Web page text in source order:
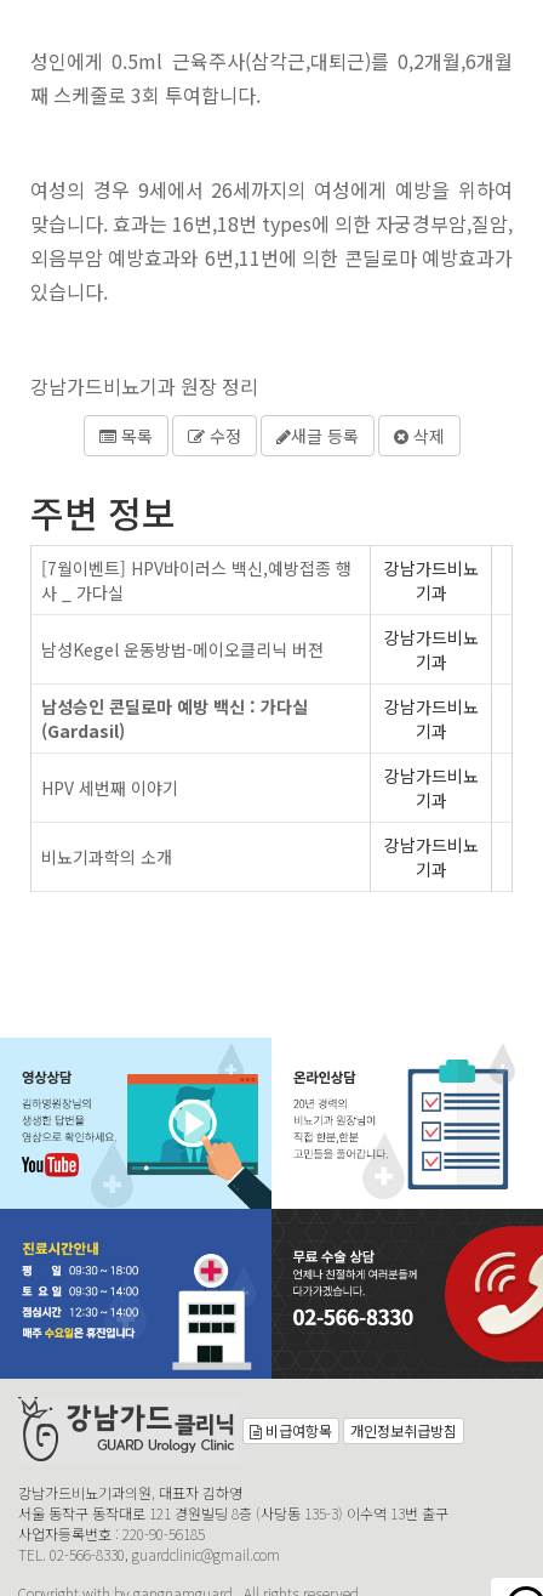
성인에게 0.5ml 근육주사(삼각근,대퇴근)를 0,2개월,6개월
째 스케줄로 3회 투여합니다.
여성의 경우 9세에서 26세까지의 여성에게 예방을 위하여
맞습니다. 효과는 16번,18번 types에 의한 자궁경부암,질암,
외음부암 예방효과와 6번,11번에 의한 콘딜로마 예방효과가
있습니다.
강남가드비뇨기과 원장 정리
목록 수정 새글 등록 삭제
주변 정보
[7월이벤트] HPV바이러스 백신,예방접종 행
사 _ 가다실
강남가드비뇨
기과
남성Kegel 운동방법-메이오클리닉 버젼
강남가드비뇨
기과
남성승인 콘딜로마 예방 백신 : 가다실
(Gardasil)
강남가드비뇨
기과
HPV 세번째 이야기
강남가드비뇨
기과
비뇨기과학의 소개
강남가드비뇨
기과
비급여항목 개인정보취급방침
강남가드비뇨기과의원, 대표자 김하영
서울 동작구 동작대로 121 경원빌딩 8층 (사당동 135-3) 이수역 13번 출구
사업자등록번호 : 220-90-56185
TEL. 02-566-8330, guardclinic@gmail.com